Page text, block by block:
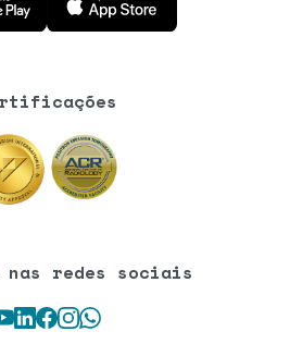
nas redes sociais
LinkedIn
Facebook
Instagram
WhatsApp